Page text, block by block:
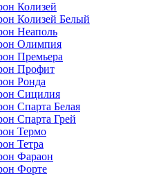
Колизей
Колизей Белый
Неаполь
Олимпия
Премьера
Профит
Ронда
Сицилия
Спарта Белая
Спарта Грей
Термо
Тетра
Фараон
Форте